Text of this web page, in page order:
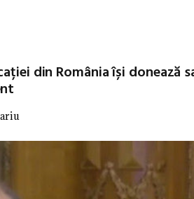
din România își donează